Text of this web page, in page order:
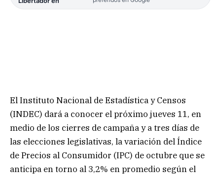
El Instituto Nacional de Estadística y Censos
(INDEC) dará a conocer el próximo jueves 11, en
medio de los cierres de campaña y a tres días de
las elecciones legislativas, la variación del Índice
de Precios al Consumidor (IPC) de octubre que se
anticipa en torno al 3,2% en promedio según el